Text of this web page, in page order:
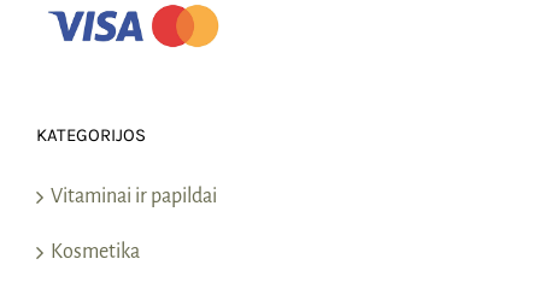
KATEGORIJOS
Vitaminai ir papildai
Kosmetika